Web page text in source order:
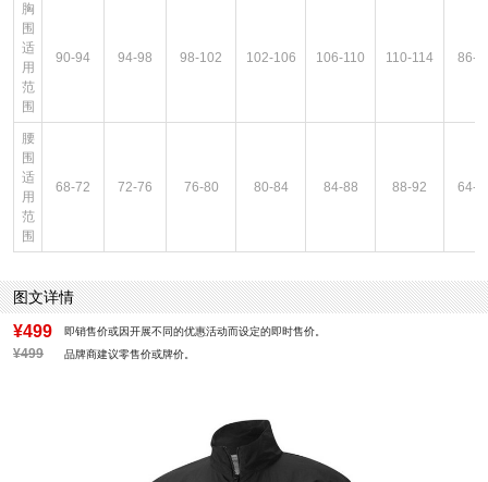
胸
围
适
用
范
围
90-94 94-98 98-102 102-106 106-110 110-114 86-
腰
围
适
用
范
围
68-72 72-76 76-80 80-84 84-88 88-92 64-
图文详情
¥499 即销售价或因开展不同的优惠活动而设定的即时售价。
¥499 品牌商建议零售价或牌价。